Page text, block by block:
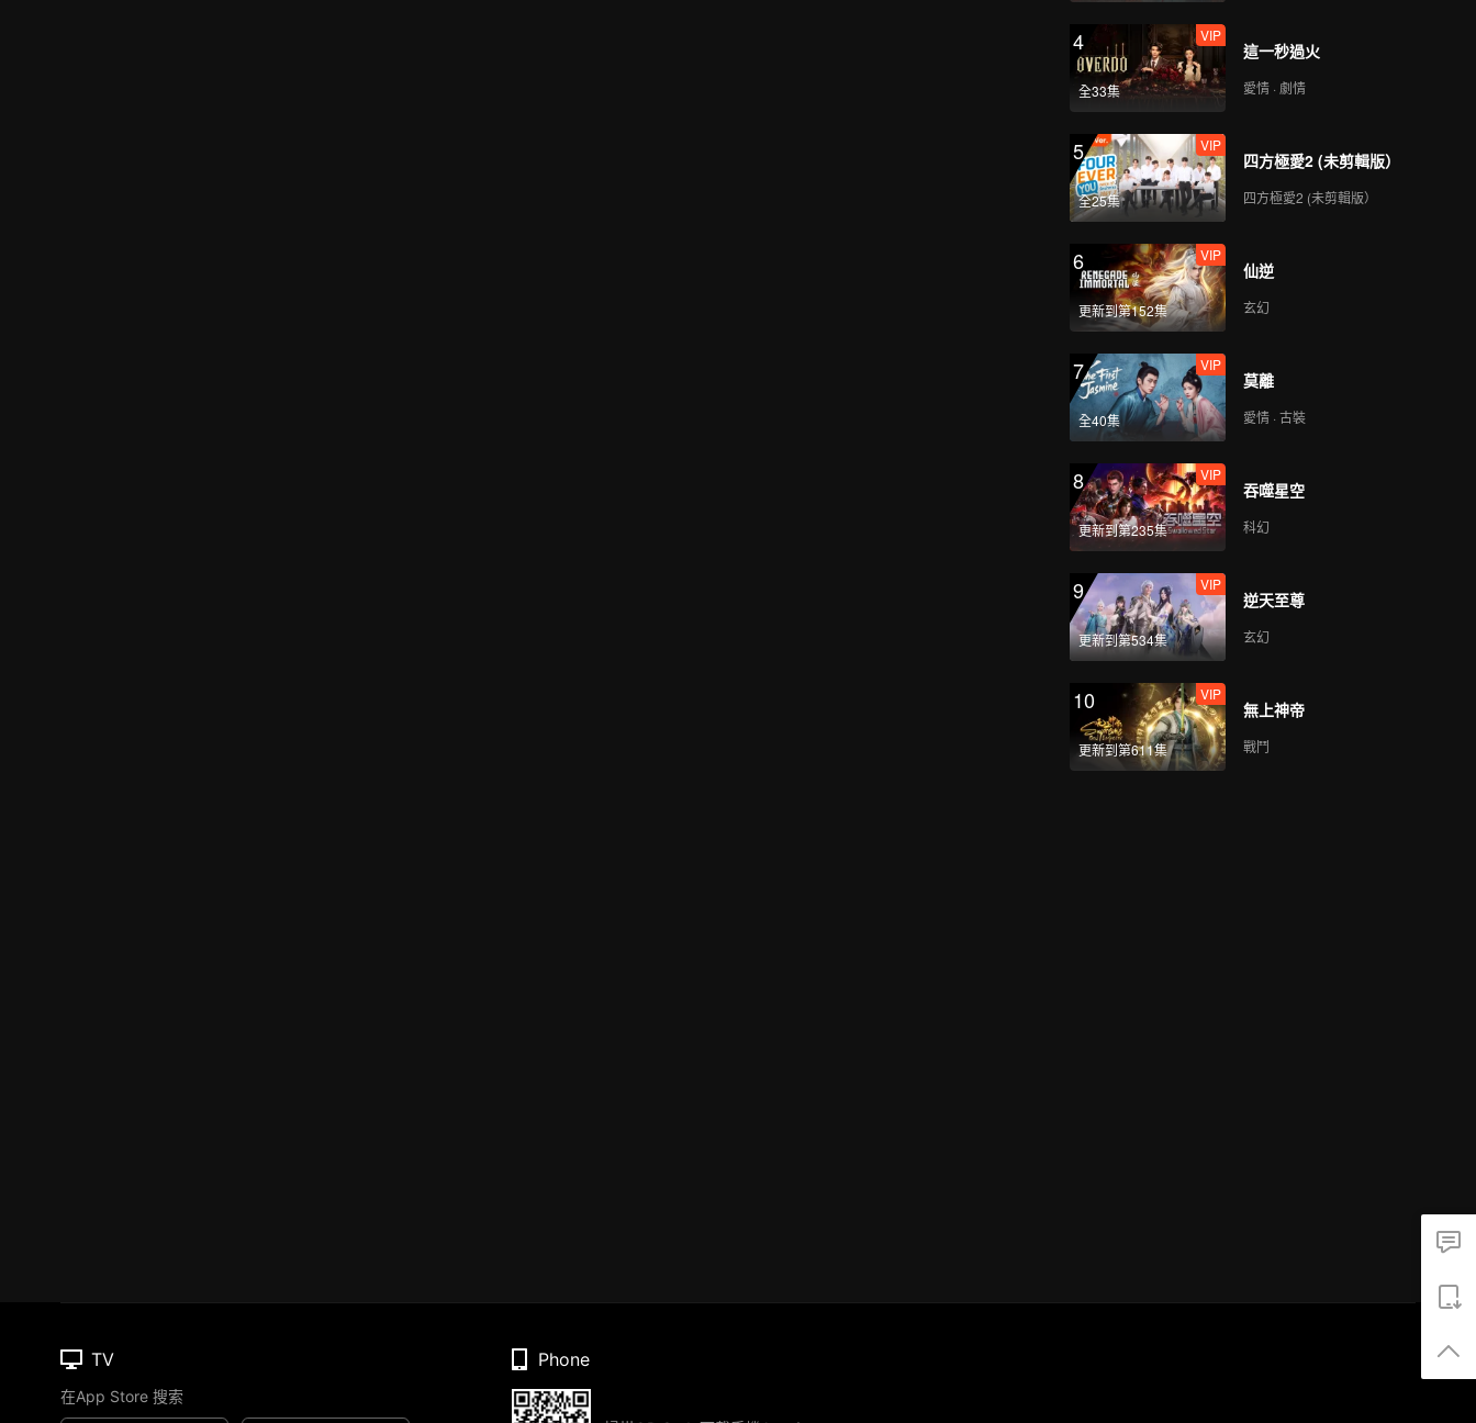
4
全33集
VIP
這一秒過火
愛情 · 劇情
5
全25集
VIP
四方極愛2 (未剪輯版）
四方極愛2 (未剪輯版）
6
更新到第152集
VIP
仙逆
玄幻
7
全40集
VIP
莫離
愛情 · 古裝
8
更新到第235集
VIP
吞噬星空
科幻
9
更新到第534集
VIP
逆天至尊
玄幻
10
更新到第611集
VIP
無上神帝
戰鬥
TV
在App Store 搜索
Phone